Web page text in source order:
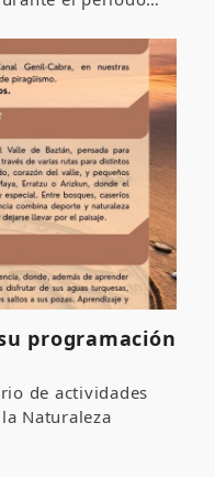
programación
de actividades
Naturaleza